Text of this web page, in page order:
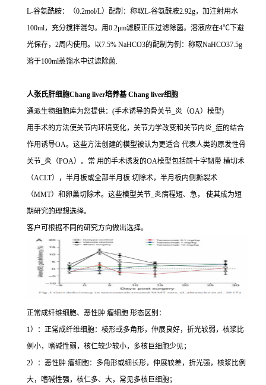
L-谷氨酰胺：（0.2mol/L）配制：称取L-谷氨酰胺2.92g，加注射用水
100ml，充分搅拌混匀。用0.2μm滤膜正压过滤除菌。溶液应在4℃下避
光保存，2周内使用。以7.5% NaHCO3的配制为例：称取NaHCO37.5g
溶于100ml蒸馏水中过滤除菌.
人张氏肝细胞Chang liver培养基 Chang liver细胞
通派生物细胞库为您提供：(手术诱导的骨关节_炎（OA）模型)
用手术的方法使关节内环境变化，关节力学改变和关节内炎_症的结合
作用诱导OA。这些方法创建的模型被认为更适合 代表人类的原发性骨
关节_炎（POA）。常 用的手术诱发的OA模型包括前十字韧带 横切术
（ACLT），半月板或全部半月板 切除术，半月板内侧撕裂术
（MMT）和卵巢切除术。这些模型关节_炎病程短、急， 使其成为短
期研究的理想选择。
客户可根据不同的研究方向做出选择。
正常成纤维细胞、恶性肿 瘤细胞 形态区别：
1）：正常成纤维细胞：棱形或多角形，伸展良好，折光较弱，核浆比
例小，嗜碱性弱，核仁较少较小，多核巨细胞少见；
2）：恶性肿 瘤细胞：多角形或细长形，伸展较差，折光强，核浆比例
大，嗜碱性强，核仁多、大，常见多核巨细胞；